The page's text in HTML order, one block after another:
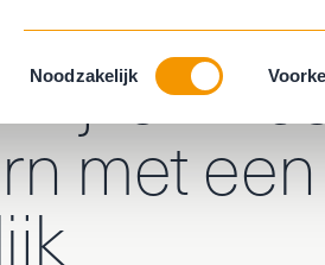
Toestemmingsselectie
Noodzakelijk
met